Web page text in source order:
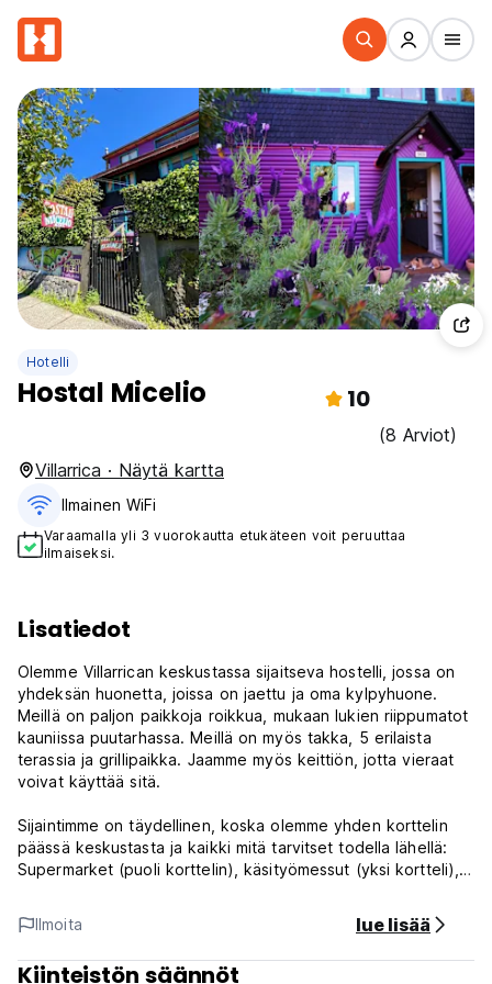
Hotelli
Hostal Micelio 10
(8 Arviot)
Villarrica · Näytä kartta
Ilmainen WiFi
Varaamalla yli 3 vuorokautta etukäteen voit peruuttaa
ilmaiseksi.
Lisatiedot
Olemme Villarrican keskustassa sijaitseva hostelli, jossa on
yhdeksän huonetta, joissa on jaettu ja oma kylpyhuone.
Meillä on paljon paikkoja roikkua, mukaan lukien riippumatot
kauniissa puutarhassa. Meillä on myös takka, 5 erilaista
terassia ja grillipaikka. Jaamme myös keittiön, jotta vieraat
voivat käyttää sitä.
Sijaintimme on täydellinen, koska olemme yhden korttelin
päässä keskustasta ja kaikki mitä tarvitset todella lähellä:
Supermarket (puoli korttelin), käsityömessut (yksi kortteli),
pubeja ja ravintoloita .
Huoneet ovat todella yksinkertaisia, mutta todella mukavia,
koska valitsemme Chilen patjan ja sängyt.
Ilmoita lue lisää
Kiinteistön säännöt